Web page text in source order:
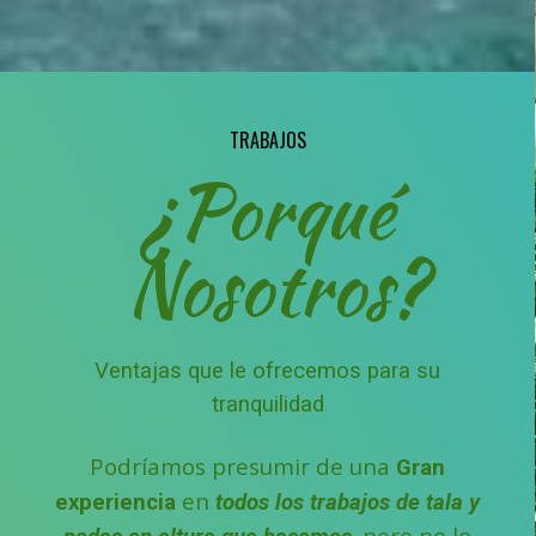
TRABAJOS
¿Porqué
Nosotros?
Ventajas que le ofrecemos para su
tranquilidad
Podríamos presumir de una Gran
experiencia en todos los trabajos de tala y